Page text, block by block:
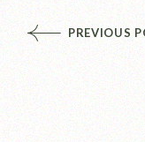
PREVIOUS